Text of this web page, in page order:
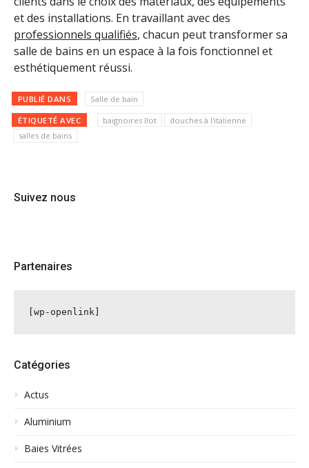
et des installations. En travaillant avec des
professionnels qualifiés, chacun peut transformer sa
salle de bains en un espace à la fois fonctionnel et
esthétiquement réussi.
PUBLIÉ DANS Salle de bain
ÉTIQUETÉ AVEC baignoires îlot
douches à l'italienne
salles de bains
Suivez nous
Partenaires
[wp-openlink]
Catégories
Actus
Aluminium
Baies Vitrées